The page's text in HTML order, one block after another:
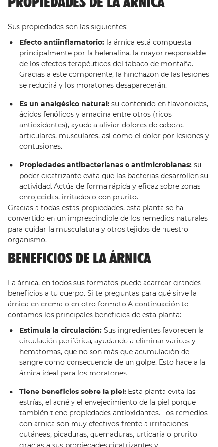
Sus propiedades son las siguientes:
Efecto antiinflamatorio: la árnica está compuesta
principalmente por la helenalina, la mayor responsable
de los efectos terapéuticos del tabaco de montaña.
Gracias a este componente, la hinchazón de las lesiones
se reducirá y los moratones desaparecerán.
Es un analgésico natural: su contenido en flavonoides,
ácidos fenólicos y amacina entre otros (ricos
antioxidantes), ayuda a aliviar dolores de cabeza,
articulares, musculares, así como el dolor por lesiones y
contusiones.
Propiedades antibacterianas o antimicrobianas: su
poder cicatrizante evita que las bacterias desarrollen su
actividad. Actúa de forma rápida y eficaz sobre zonas
enrojecidas, irritadas o con prurito.
Gracias a todas estas propiedades, esta planta se ha
convertido en un imprescindible de los remedios naturales
para cuidar la musculatura y otros tejidos de nuestro
organismo.
BENEFICIOS DE LA ÁRNICA
La árnica, en todos sus formatos puede acarrear grandes
beneficios a tu cuerpo. Si te preguntas para qué sirve la
árnica en crema o en otro formato A continuación te
contamos los principales beneficios de esta planta:
Estimula la circulación: Sus ingredientes favorecen la
circulación periférica, ayudando a eliminar varices y
hematomas, que no son más que acumulación de
sangre como consecuencia de un golpe. Esto hace a la
árnica ideal para los moratones.
Tiene beneficios sobre la piel: Esta planta evita las
estrías, el acné y el envejecimiento de la piel porque
también tiene propiedades antioxidantes. Los remedios
con árnica son muy efectivos frente a irritaciones
cutáneas, picaduras, quemaduras, urticaria o prurito
gracias a sus propiedades cicatrizantes y